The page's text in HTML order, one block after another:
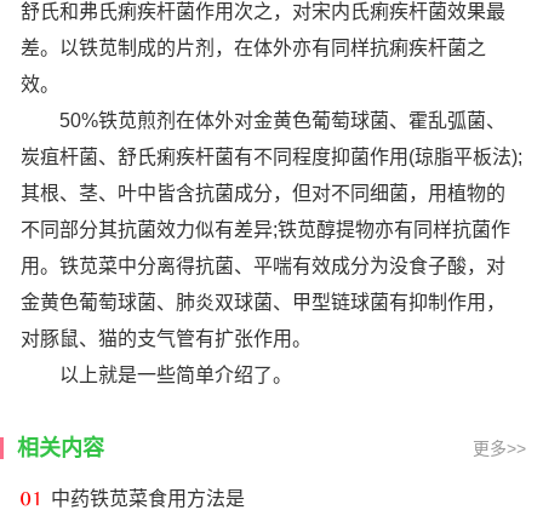
舒氏和弗氏痢疾杆菌作用次之，对宋内氏痢疾杆菌效果最
差。以铁苋制成的片剂，在体外亦有同样抗痢疾杆菌之
效。
50%铁苋煎剂在体外对金黄色葡萄球菌、霍乱弧菌、
炭疽杆菌、舒氏痢疾杆菌有不同程度抑菌作用(琼脂平板法);
其根、茎、叶中皆含抗菌成分，但对不同细菌，用植物的
不同部分其抗菌效力似有差异;铁苋醇提物亦有同样抗菌作
用。铁苋菜中分离得抗菌、平喘有效成分为没食子酸，对
金黄色葡萄球菌、肺炎双球菌、甲型链球菌有抑制作用，
对豚鼠、猫的支气管有扩张作用。
以上就是一些简单介绍了。
相关内容 更多>>
中药铁苋菜食用方法是